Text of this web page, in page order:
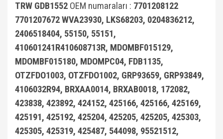
TRW GDB1552 OEM numaraları : 7701208122
7701207672 WVA23930, LKS68203, 0204836212,
2406518404, 55150, 55151,
410601241R410608713R, MDOMBF015129,
MDOMBF015180, MDOMPC04, FDB1135,
OTZFDO1003, OTZFDO1002, GRP93659, GRP93849,
4106032R94, BRXAA0014, BRXAB0018, 172082,
423838, 423892, 424152, 425166, 425166, 425169,
425191, 425192, 425204, 425205, 425205, 425303,
425305, 425319, 425487, 544098, 95521512,